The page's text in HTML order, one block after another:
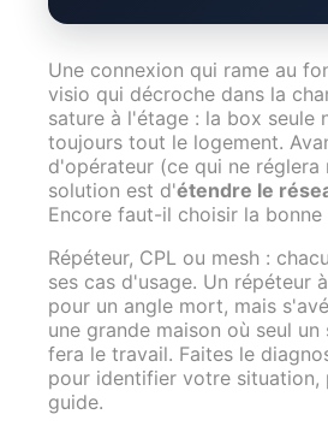
Une connexion qui rame au
visio qui décroche dans la
sature à l'étage : la box seule
toujours tout le logement.
d'opérateur (ce qui ne réglera
solution est d'étendre le
Encore faut-il choisir la bonne
Répéteur, CPL ou mesh :
ses cas d'usage. Un répéteur
pour un angle mort, mais
une grande maison où seul un
fera le travail. Faites le
pour identifier votre situation,
guide.